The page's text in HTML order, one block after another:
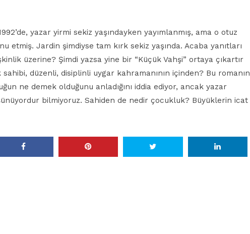
yazar yirmi sekiz yaşındayken yayımlanmış, ama o otuz
etmiş. Jardin şimdiyse tam kırk sekiz yaşında. Acaba yanıtları
üzerine? Şimdi yazsa yine bir “Küçük Vahşi” ortaya çıkartır
sahibi, düzenli, disiplinli uygar kahramanının içinden? Bu romanın
ne demek olduğunu anladığını iddia ediyor, ancak yazar
bilmiyoruz. Sahiden de nedir çocukluk? Büyüklerin icat